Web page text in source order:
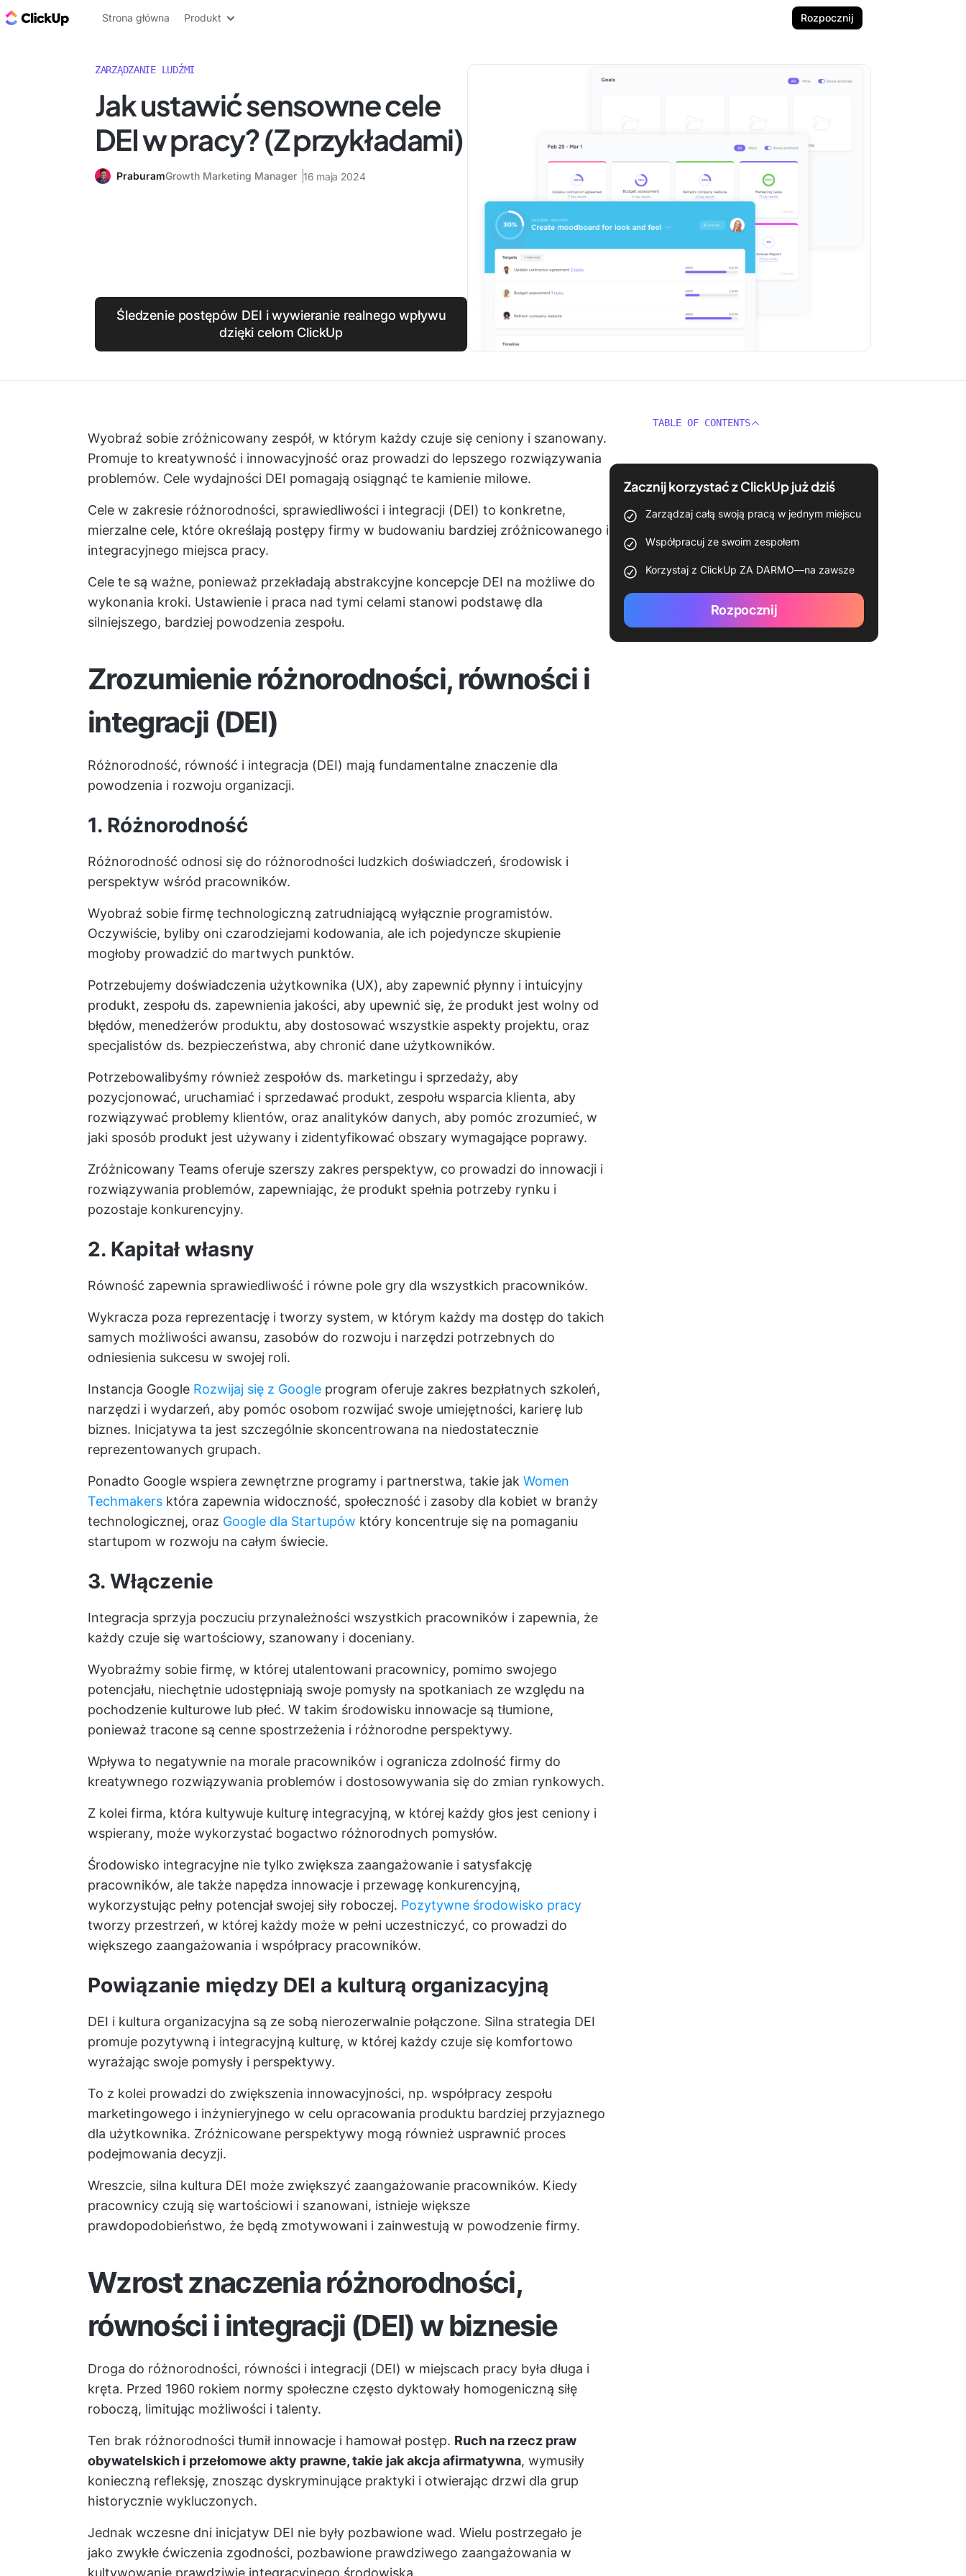
ClickUp Blog
Strona główna Produkt Rozpocznij
ZARZĄDZANIE LUDŹMI
Jak ustawić sensowne cele
DEI w pracy? (Z przykładami)
PraburamGrowth Marketing Manager 16 maja 2024
Śledzenie postępów DEI i wywieranie realnego wpływu
dzięki celom ClickUp
Wyobraź sobie zróżnicowany zespół, w którym każdy czuje się ceniony i szanowany.
Promuje to kreatywność i innowacyjność oraz prowadzi do lepszego rozwiązywania
problemów. Cele wydajności DEI pomagają osiągnąć te kamienie milowe.
Cele w zakresie różnorodności, sprawiedliwości i integracji (DEI) to konkretne,
mierzalne cele, które określają postępy firmy w budowaniu bardziej zróżnicowanego i
integracyjnego miejsca pracy.
Cele te są ważne, ponieważ przekładają abstrakcyjne koncepcje DEI na możliwe do
wykonania kroki. Ustawienie i praca nad tymi celami stanowi podstawę dla
silniejszego, bardziej powodzenia zespołu.
Zrozumienie różnorodności, równości i
integracji (DEI)
Różnorodność, równość i integracja (DEI) mają fundamentalne znaczenie dla
powodzenia i rozwoju organizacji.
1. Różnorodność
Różnorodność odnosi się do różnorodności ludzkich doświadczeń, środowisk i
perspektyw wśród pracowników.
Wyobraź sobie firmę technologiczną zatrudniającą wyłącznie programistów.
Oczywiście, byliby oni czarodziejami kodowania, ale ich pojedyncze skupienie
mogłoby prowadzić do martwych punktów.
Potrzebujemy doświadczenia użytkownika (UX), aby zapewnić płynny i intuicyjny
produkt, zespołu ds. zapewnienia jakości, aby upewnić się, że produkt jest wolny od
błędów, menedżerów produktu, aby dostosować wszystkie aspekty projektu, oraz
specjalistów ds. bezpieczeństwa, aby chronić dane użytkowników.
Potrzebowalibyśmy również zespołów ds. marketingu i sprzedaży, aby
pozycjonować, uruchamiać i sprzedawać produkt, zespołu wsparcia klienta, aby
rozwiązywać problemy klientów, oraz analityków danych, aby pomóc zrozumieć, w
jaki sposób produkt jest używany i zidentyfikować obszary wymagające poprawy.
Zróżnicowany Teams oferuje szerszy zakres perspektyw, co prowadzi do innowacji i
rozwiązywania problemów, zapewniając, że produkt spełnia potrzeby rynku i
pozostaje konkurencyjny.
2. Kapitał własny
Równość zapewnia sprawiedliwość i równe pole gry dla wszystkich pracowników.
Wykracza poza reprezentację i tworzy system, w którym każdy ma dostęp do takich
samych możliwości awansu, zasobów do rozwoju i narzędzi potrzebnych do
odniesienia sukcesu w swojej roli.
Instancja Google Rozwijaj się z Google program oferuje zakres bezpłatnych szkoleń,
narzędzi i wydarzeń, aby pomóc osobom rozwijać swoje umiejętności, karierę lub
biznes. Inicjatywa ta jest szczególnie skoncentrowana na niedostatecznie
reprezentowanych grupach.
Ponadto Google wspiera zewnętrzne programy i partnerstwa, takie jak Women
Techmakers która zapewnia widoczność, społeczność i zasoby dla kobiet w branży
technologicznej, oraz Google dla Startupów który koncentruje się na pomaganiu
startupom w rozwoju na całym świecie.
3. Włączenie
Integracja sprzyja poczuciu przynależności wszystkich pracowników i zapewnia, że
każdy czuje się wartościowy, szanowany i doceniany.
Wyobraźmy sobie firmę, w której utalentowani pracownicy, pomimo swojego
potencjału, niechętnie udostępniają swoje pomysły na spotkaniach ze względu na
pochodzenie kulturowe lub płeć. W takim środowisku innowacje są tłumione,
ponieważ tracone są cenne spostrzeżenia i różnorodne perspektywy.
Wpływa to negatywnie na morale pracowników i ogranicza zdolność firmy do
kreatywnego rozwiązywania problemów i dostosowywania się do zmian rynkowych.
Z kolei firma, która kultywuje kulturę integracyjną, w której każdy głos jest ceniony i
wspierany, może wykorzystać bogactwo różnorodnych pomysłów.
Środowisko integracyjne nie tylko zwiększa zaangażowanie i satysfakcję
pracowników, ale także napędza innowacje i przewagę konkurencyjną,
wykorzystując pełny potencjał swojej siły roboczej. Pozytywne środowisko pracy
tworzy przestrzeń, w której każdy może w pełni uczestniczyć, co prowadzi do
większego zaangażowania i współpracy pracowników.
Powiązanie między DEI a kulturą organizacyjną
DEI i kultura organizacyjna są ze sobą nierozerwalnie połączone. Silna strategia DEI
promuje pozytywną i integracyjną kulturę, w której każdy czuje się komfortowo
wyrażając swoje pomysły i perspektywy.
To z kolei prowadzi do zwiększenia innowacyjności, np. współpracy zespołu
marketingowego i inżynieryjnego w celu opracowania produktu bardziej przyjaznego
dla użytkownika. Zróżnicowane perspektywy mogą również usprawnić proces
podejmowania decyzji.
Wreszcie, silna kultura DEI może zwiększyć zaangażowanie pracowników. Kiedy
pracownicy czują się wartościowi i szanowani, istnieje większe
prawdopodobieństwo, że będą zmotywowani i zainwestują w powodzenie firmy.
Wzrost znaczenia różnorodności,
równości i integracji (DEI) w biznesie
Droga do różnorodności, równości i integracji (DEI) w miejscach pracy była długa i
kręta. Przed 1960 rokiem normy społeczne często dyktowały homogeniczną siłę
roboczą, limitując możliwości i talenty.
Ten brak różnorodności tłumił innowacje i hamował postęp. Ruch na rzecz praw
obywatelskich i przełomowe akty prawne, takie jak akcja afirmatywna, wymusiły
konieczną refleksję, znosząc dyskryminujące praktyki i otwierając drzwi dla grup
historycznie wykluczonych.
Jednak wczesne dni inicjatyw DEI nie były pozbawione wad. Wielu postrzegało je
jako zwykłe ćwiczenia zgodności, pozbawione prawdziwego zaangażowania w
kultywowanie prawdziwie integracyjnego środowiska.
TABLE OF CONTENTS
Zacznij korzystać z ClickUp już dziś
Zarządzaj całą swoją pracą w jednym miejscu
Współpracuj ze swoim zespołem
Korzystaj z ClickUp ZA DARMO—na zawsze
Rozpocznij